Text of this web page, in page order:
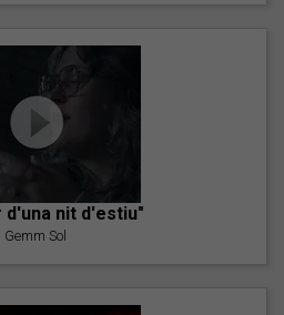
d'una nit d'estiu"
Gemm Sol